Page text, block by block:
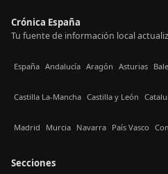
Crónica España
Tu fuente de información local
España Andalucía Aragón Asturias
Castilla La-Mancha Castilla y León
Madrid Murcia Navarra País Vasco
Secciones